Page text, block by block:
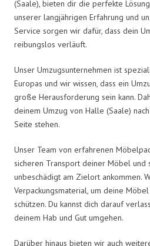
(Saale), bieten dir die perfekte
unserer langjährigen Erfahrung und
Service sorgen wir dafür, dass dein
reibungslos verläuft.
Unser Umzugsunternehmen ist
Europas und wir wissen, dass ein
große Herausforderung sein kann.
deinem Umzug von Halle (Saale)
Seite stehen.
Unser Team von erfahrenen
sicheren Transport deiner Möbel und
unbeschädigt am Zielort ankommen.
Verpackungsmaterial, um deine
schützen. Du kannst dich darauf
deinem Hab und Gut umgehen.
Darüber hinaus bieten wir auch